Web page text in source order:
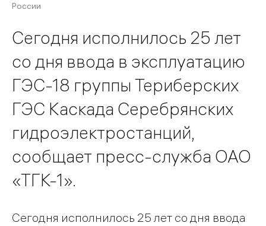
России
Сегодня исполнилось 25 лет
со дня ввода в эксплуатацию
ГЭС-18 группы Териберских
ГЭС Каскада Серебрянских
гидроэлектростанций,
сообщает пресс-служба ОАО
«ТГК-1».
Сегодня исполнилось 25 лет со дня ввода